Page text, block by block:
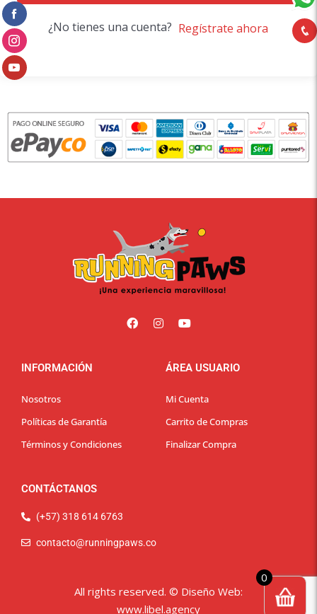
¿No tienes una cuenta? Regístrate ahora
INFORMACIÓN
Nosotros
Políticas de Garantía
Términos y Condiciones
ÁREA USUARIO
Mi Cuenta
Carrito de Compras
Finalizar Compra
CONTÁCTANOS
(+57) 318 614 6763
contacto@runningpaws.co
All rights reserved. © Diseño Web:
www.libel.agency
0